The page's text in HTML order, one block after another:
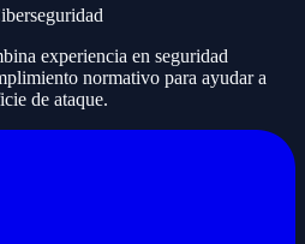
experiencia en seguridad
normativo para ayudar a
de ataque.